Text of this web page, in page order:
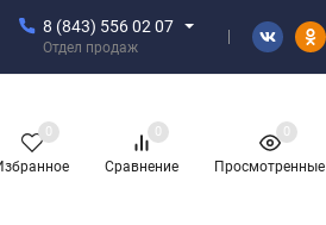
8 (843) 556 02 07
Отдел продаж
0
Сравнение
0
Просмотренные
0